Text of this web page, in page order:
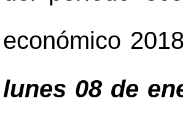
económico
lunes 08 de